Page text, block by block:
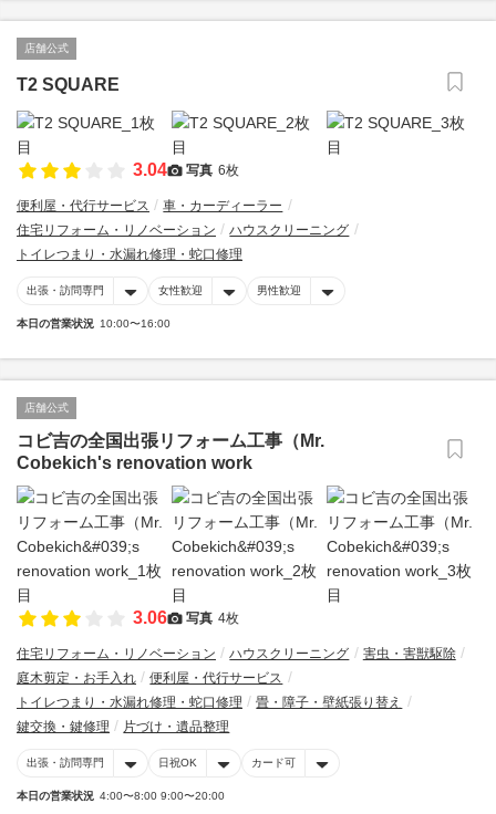
店舗公式
T2 SQUARE
3.04 写真 6枚
便利屋・代行サービス
車・カーディーラー
住宅リフォーム・リノベーション
ハウスクリーニング
トイレつまり・水漏れ修理・蛇口修理
出張・訪問専門 女性歓迎 男性歓迎
本日の営業状況 10:00〜16:00
店舗公式
コビ吉の全国出張リフォーム工事（Mr.
Cobekich's renovation work
3.06 写真 4枚
住宅リフォーム・リノベーション ハウスクリーニング
害虫・害獣駆除
庭木剪定・お手入れ
便利屋・代行サービス
トイレつまり・水漏れ修理・蛇口修理
畳・障子・壁紙張り替え
鍵交換・鍵修理
片づけ・遺品整理
出張・訪問専門 日祝OK カード可
本日の営業状況 4:00〜8:00 9:00〜20:00